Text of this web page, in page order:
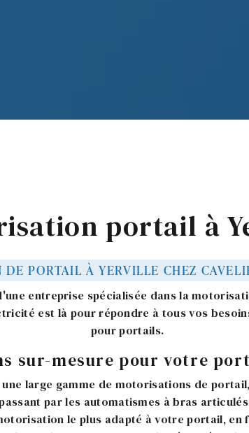
portail à
DE PORTAIL À YERVILLE CHEZ
entreprise spécialisée dans la
est là pour répondre à tous vos
pour portails.
sur-mesure pour votre
large gamme de motorisations de
par les automatismes à bras
le plus adapté à votre portail, en